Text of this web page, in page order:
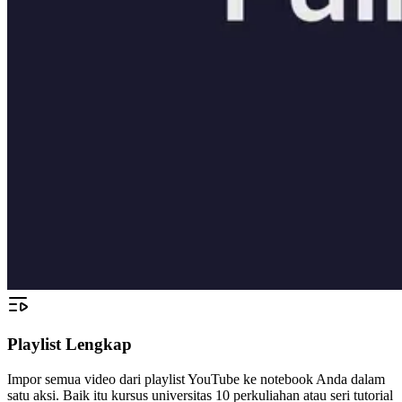
Playlist Lengkap
Impor semua video dari playlist YouTube ke notebook Anda dalam
satu aksi. Baik itu kursus universitas 10 perkuliahan atau seri tutorial